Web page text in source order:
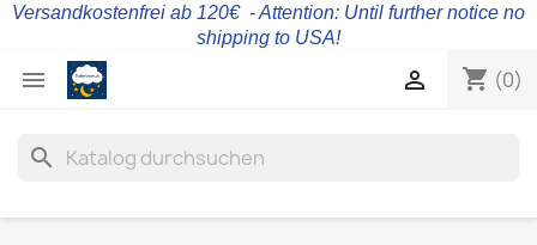
Versandkostenfrei ab 120€ - Attention: Until further notice no
shipping to USA!
 shopping_cart (0)

search